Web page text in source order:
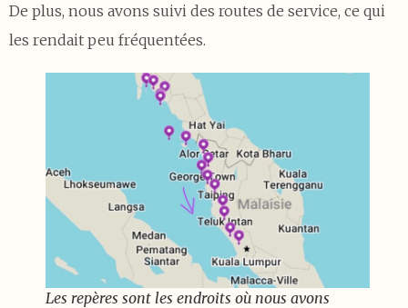
De plus, nous avons suivi des routes de service, ce qui
les rendait peu fréquentées.
Les repères sont les endroits où nous avons